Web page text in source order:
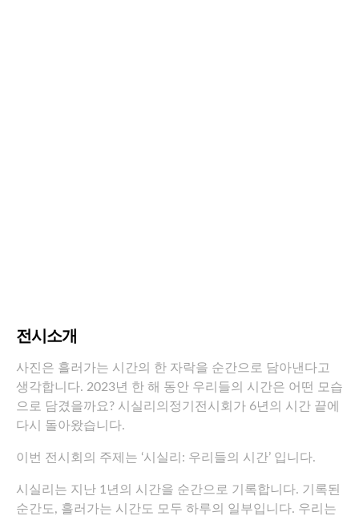
전시소개
사진은 흘러가는 시간의 한 자락을 순간으로 담아낸다고
생각합니다. 2023년 한 해 동안 우리들의 시간은 어떤 모습
으로 담겼을까요? 시실리의정기전시회가 6년의 시간 끝에
다시 돌아왔습니다.
이번 전시회의 주제는 ‘시실리: 우리들의 시간’ 입니다.
시실리는 지난 1년의 시간을 순간으로 기록합니다. 기록된
순간도, 흘러가는 시간도 모두 하루의 일부입니다. 우리는